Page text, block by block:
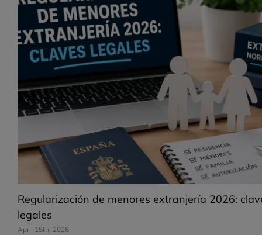
Regularización de menores extranjería 2026:
legales
April 15th, 2026